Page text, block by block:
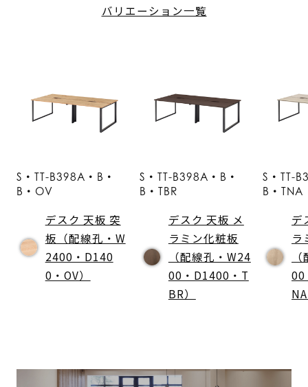
バリエーション一覧
S・TT-B398A・B・
B・OV
デスク 天板 突
板（配線孔・W
2400・D140
0・OV）
S・TT-B398A・B・
B・TBR
デスク 天板 メ
ラミン化粧板
（配線孔・W24
00・D1400・T
BR）
S・TT-
B・TNA
デ
ラ
00